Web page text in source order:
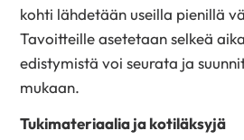
kohti lähdetään useilla pienillä
Tavoitteille asetetaan selkeä
edistymistä voi seurata ja
mukaan.
Tukimateriaalia ja kotiläksyjä